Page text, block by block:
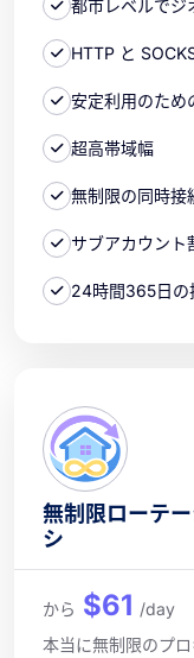
都市レベルでジ
HTTP と
安定利用のた
超高帯域幅
無制限の同時接
サブアカウント
24時間365日の
無制限ローテ
シ
から $61 /day
本当に無制限のプ